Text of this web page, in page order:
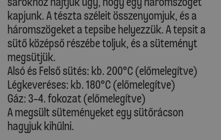
kapjunk. A tészta széleit összenyomjuk, és a
háromszögeket a tepsibe helyezzük. A tepsit a
sütő középső részébe toljuk, és a süteményt
megsütjük.
Alsó és Felső sütés: kb. 200°C (előmelegítve)
Légkeveréses: kb. 180°C (előmelegítve)
Gáz: 3-4. fokozat (előmelegítve)
A megsült süteményeket egy sütőrácson
hagyjuk kihűlni.